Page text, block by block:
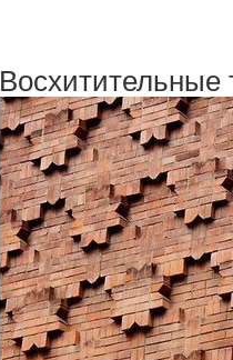
Восхитительные